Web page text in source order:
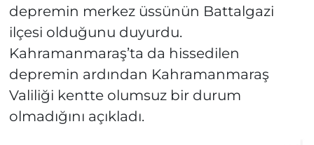
depremin merkez üssünün Battalgazi
ilçesi olduğunu duyurdu.
Kahramanmaraş’ta da hissedilen
depremin ardından Kahramanmaraş
Valiliği kentte olumsuz bir durum
olmadığını açıkladı.